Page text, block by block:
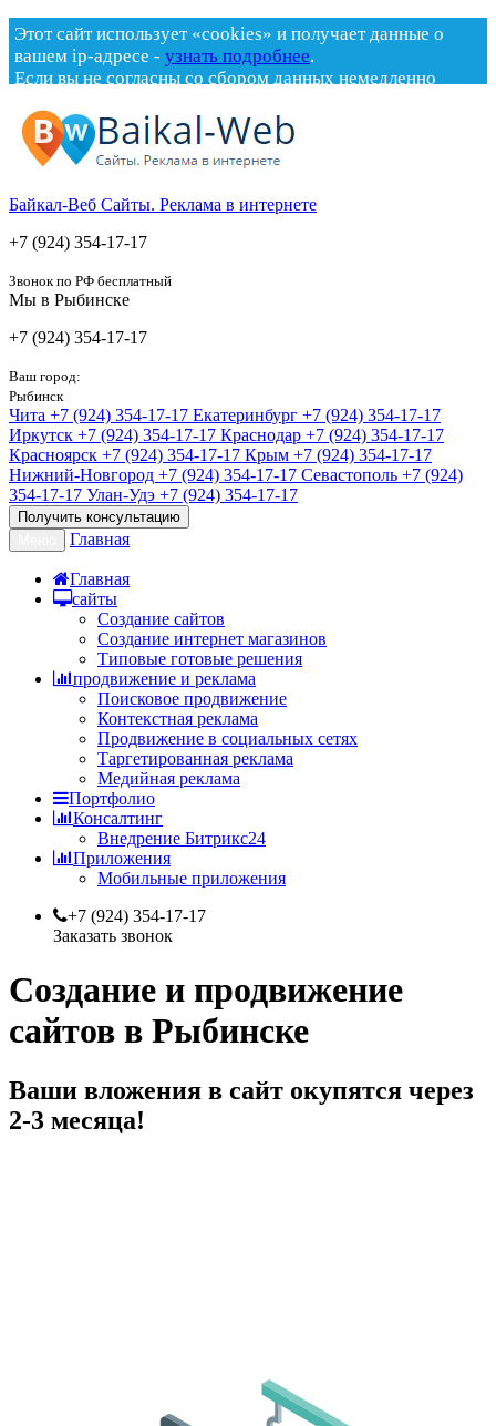
Этот сайт использует «cookies» и получает данные о
вашем ip-адресе - узнать подробнее.
Если вы не согласны со сбором данных немедленно
Байкал-Веб Сайты. Реклама в интернете
+7 (924) 354-17-17
Звонок по РФ бесплатный
Мы в Рыбинске
+7 (924) 354-17-17
Ваш город:
Рыбинск
Чита +7 (924) 354-17-17 Екатеринбург +7 (924) 354-17-17
Иркутск +7 (924) 354-17-17 Краснодар +7 (924) 354-17-17
Красноярск +7 (924) 354-17-17 Крым +7 (924) 354-17-17
Нижний-Новгород +7 (924) 354-17-17 Севастополь +7 (924)
354-17-17 Улан-Удэ +7 (924) 354-17-17
Получить консультацию
Главная
Главная
сайты
Создание сайтов
Создание интернет магазинов
Типовые готовые решения
продвижение и реклама
Поисковое продвижение
Контекстная реклама
Продвижение в социальных сетях
Таргетированная реклама
Медийная реклама
Портфолио
Консалтинг
Внедрение Битрикс24
Приложения
Мобильные приложения
+7 (924) 354-17-17
Заказать звонок
Создание и продвижение
сайтов в Рыбинске
Ваши вложения в сайт окупятся через
2-3 месяца!